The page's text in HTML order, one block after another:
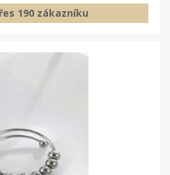
190 zákazníku